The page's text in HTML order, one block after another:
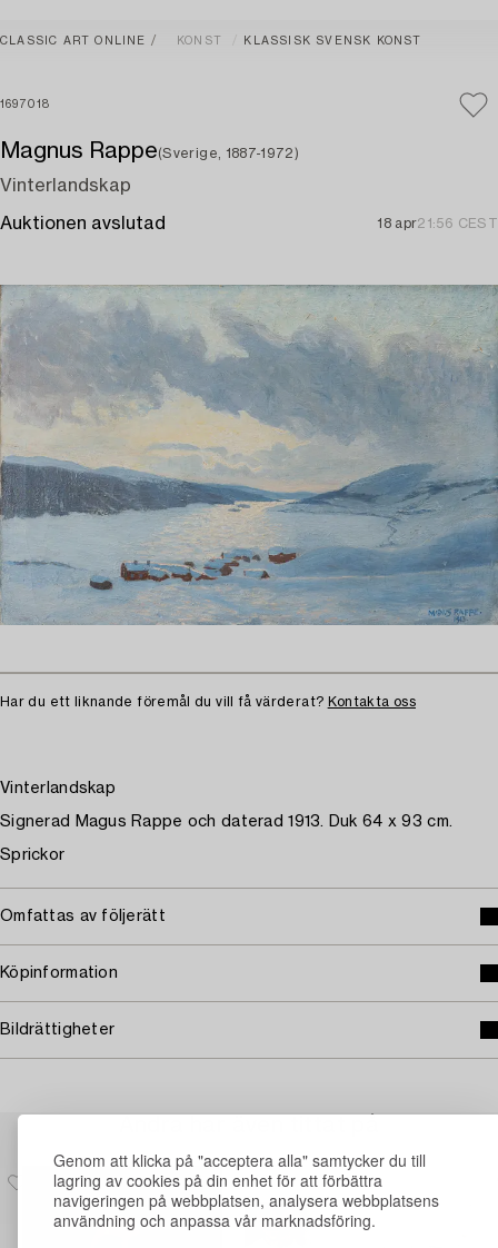
Genom att klicka på "acceptera alla" samtycker du till
lagring av cookies på din enhet för att förbättra
navigeringen på webbplatsen, analysera webbplatsens
användning och anpassa vår marknadsföring.
CLASSIC ART ONLINE KONST KLASSISK SVENSK KONST
1697018
Magnus Rappe(Sverige, 1887-1972)
Vinterlandskap
Auktionen avslutad 18 apr21:56 CEST
Har du ett liknande föremål du vill få värderat? Kontakta oss
Vinterlandskap
Signerad Magus Rappe och daterad 1913. Duk 64 x 93 cm.
Sprickor
Omfattas av följerätt
Köpinformation
Bildrättigheter